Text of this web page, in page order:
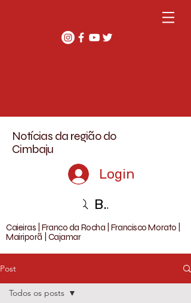
Notícias da região do
Cimbaju
Login
Buscar
Caieiras | Franco da Rocha | Francisco Morato |
Mairiporã | Cajamar
Post
Todos os posts